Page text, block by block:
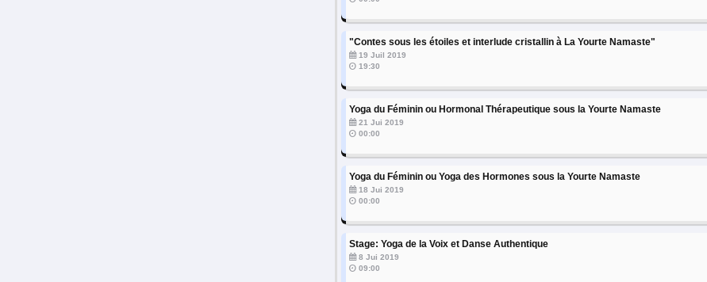
"Contes sous les étoiles et interlude cristallin à La Yourte Namaste"
19 Juil 2019
19:30
Yoga du Féminin ou Hormonal Thérapeutique sous la Yourte Namaste
21 Jui 2019
00:00
Yoga du Féminin ou Yoga des Hormones sous la Yourte Namaste
18 Jui 2019
00:00
Stage: Yoga de la Voix et Danse Authentique
8 Jui 2019
09:00